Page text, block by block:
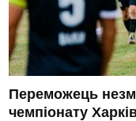
Переможець
чемпіонату